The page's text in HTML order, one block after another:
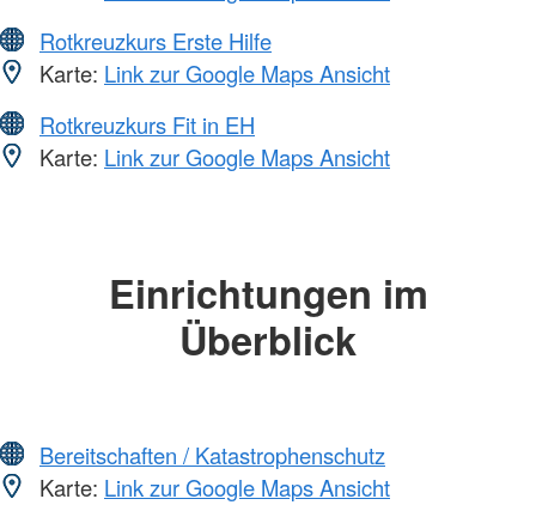
Rotkreuzkurs Erste Hilfe
Karte: Link zur Google Maps Ansicht
Rotkreuzkurs Fit in EH
Karte: Link zur Google Maps Ansicht
Einrichtungen im
Überblick
Bereitschaften / Katastrophenschutz
Karte: Link zur Google Maps Ansicht